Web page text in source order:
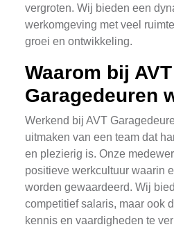
vergroten. Wij bieden een
werkomgeving met veel
groei en ontwikkeling.
Waarom bij AVT
Garagedeuren
Werkend bij AVT
uitmaken van een team dat
en plezierig is. Onze
positieve werkcultuur waarin
worden gewaardeerd. Wij
competitief salaris, maar ook
kennis en vaardigheden te